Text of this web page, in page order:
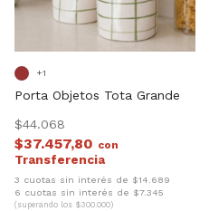
Porta Objetos Tota Grande
$44.068
$37.457,80 con
3 cuotas sin interés de $14.689
6 cuotas sin interés de $7.345
(superando los $300.000)
+1